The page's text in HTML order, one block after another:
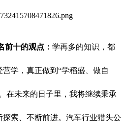
前十的观点： 学再多的知识，都
学，真正做到“学稻盛、做自
在未来的日子里，我将继续秉承
索、不断前进。汽车行业猎头公